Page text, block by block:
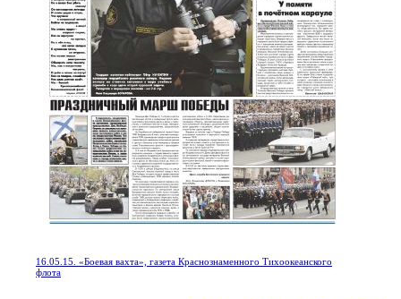
16.05.15. «Боевая вахта», газета Краснознаменного Тихоокеанского
флота